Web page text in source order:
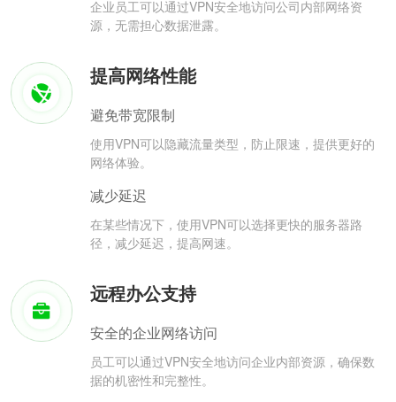
企业员工可以通过VPN安全地访问公司内部网络资
源，无需担心数据泄露。
提高网络性能
避免带宽限制
使用VPN可以隐藏流量类型，防止限速，提供更好的
网络体验。
减少延迟
在某些情况下，使用VPN可以选择更快的服务器路
径，减少延迟，提高网速。
远程办公支持
安全的企业网络访问
员工可以通过VPN安全地访问企业内部资源，确保数
据的机密性和完整性。